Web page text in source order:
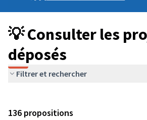
💡 Consulter les projets déposés
💡 Consulter les
déposés
Filtrer et rechercher
136 propositions